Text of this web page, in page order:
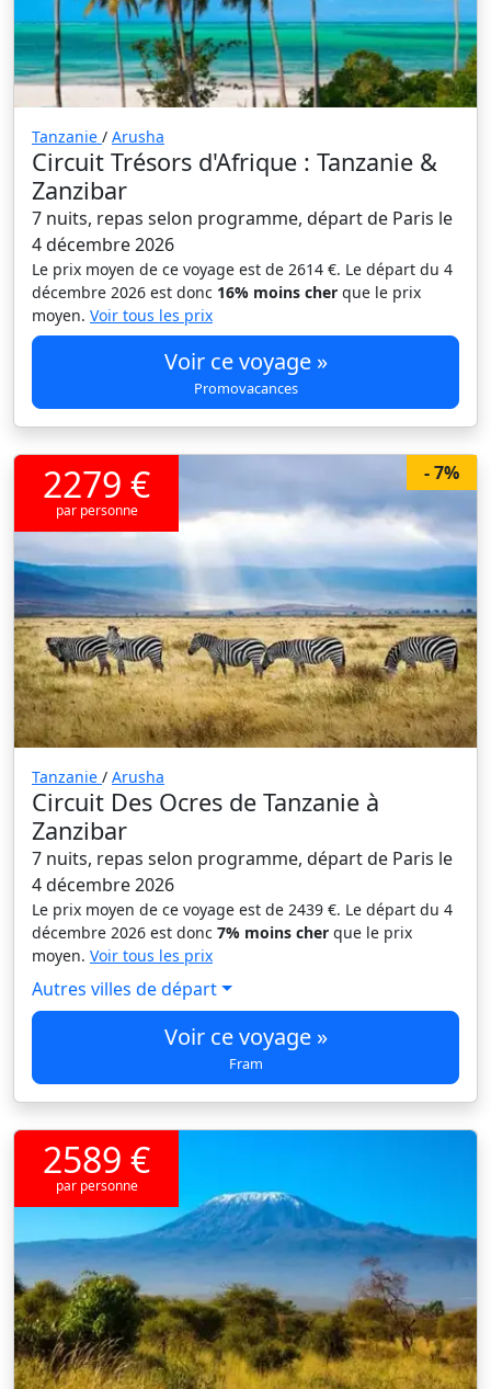
Tanzanie / Arusha
Circuit Trésors d'Afrique : Tanzanie &
Zanzibar
7 nuits, repas selon programme, départ de Paris le
4 décembre 2026
Le prix moyen de ce voyage est de 2614 €. Le départ du 4
décembre 2026 est donc 16% moins cher que le prix
moyen. Voir tous les prix
Voir ce voyage »
Promovacances
- 7%
2279 €
par personne
Tanzanie / Arusha
Circuit Des Ocres de Tanzanie à
Zanzibar
7 nuits, repas selon programme, départ de Paris le
4 décembre 2026
Le prix moyen de ce voyage est de 2439 €. Le départ du 4
décembre 2026 est donc 7% moins cher que le prix
moyen. Voir tous les prix
Autres villes de départ
Voir ce voyage »
Fram
2589 €
par personne